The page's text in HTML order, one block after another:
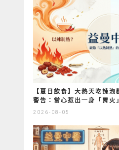
【夏日飲食】大熱天吃辣
警告：當心惹出一身「胃火
2026-08-05